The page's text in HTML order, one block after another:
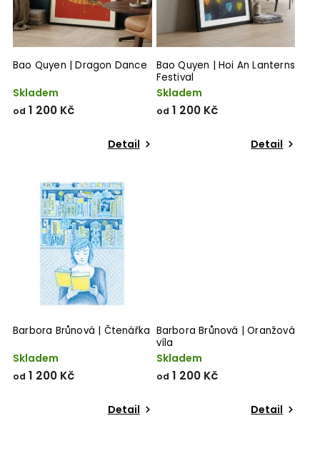
Bao Quyen | Dragon Dance
Skladem
od 1 200 Kč
Detail
Bao Quyen | Hoi An Lanterns
Festival
Skladem
od 1 200 Kč
Detail
Barbora Brůnová | Čtenářka
Skladem
od 1 200 Kč
Detail
Barbora Brůnová | Oranžová
víla
Skladem
od 1 200 Kč
Detail